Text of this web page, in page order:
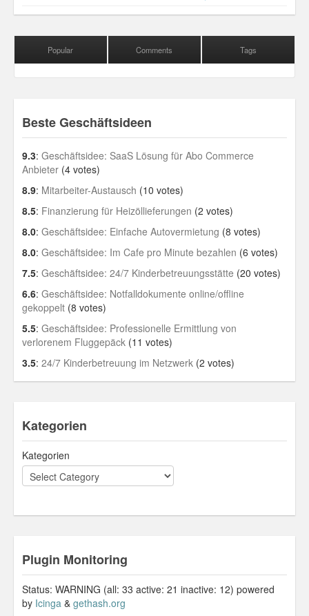
Popular Comments Tags
Beste Geschäftsideen
9.3: Geschäftsidee: SaaS Lösung für Abo Commerce
Anbieter (4 votes)
8.9: Mitarbeiter-Austausch (10 votes)
8.5: Finanzierung für Heizöllieferungen (2 votes)
8.0: Geschäftsidee: Einfache Autovermietung (8 votes)
8.0: Geschäftsidee: Im Cafe pro Minute bezahlen (6 votes)
7.5: Geschäftsidee: 24/7 Kinderbetreuungsstätte (20 votes)
6.6: Geschäftsidee: Notfalldokumente online/offline
gekoppelt (8 votes)
5.5: Geschäftsidee: Professionelle Ermittlung von
verlorenem Fluggepäck (11 votes)
3.5: 24/7 Kinderbetreuung im Netzwerk (2 votes)
Kategorien
Kategorien
Plugin Monitoring
Status: WARNING (all: 33 active: 21 inactive: 12) powered
by Icinga & gethash.org